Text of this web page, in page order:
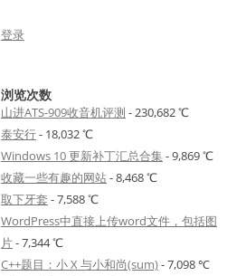
登录
浏览次数
山进ATS-909收音机评测 - 230,682 ℃
泰安行- 18,032 ℃
Windows 10 更新补丁汇总合集 - 9,869 ℃
收藏一些有趣的网站- 8,468 ℃
取下牙套 - 7,588 ℃
WordPress中直接上传word文件，包括图
片- 7,344 ℃
C++题目：小 X 与小和尚(sum)- 7,098 ℃